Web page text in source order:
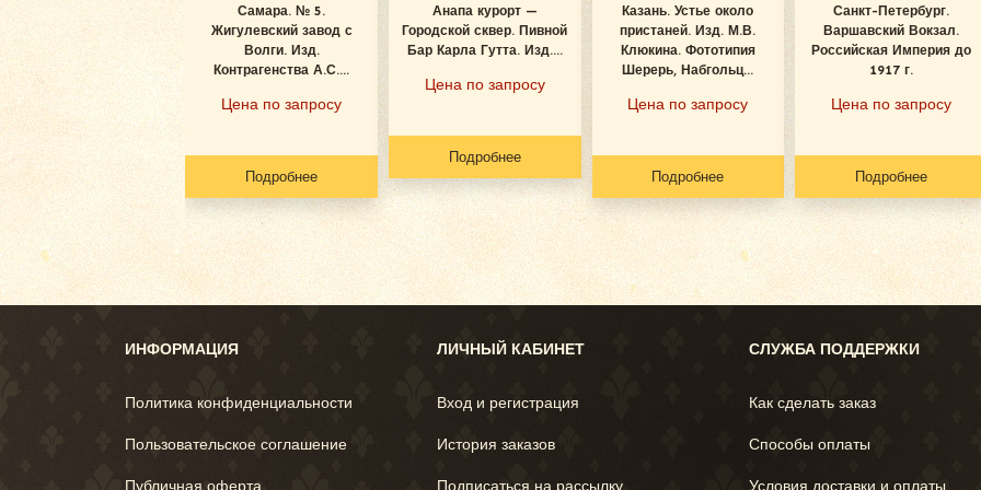
Самара. № 5.
Жигулевский завод с
Волги. Изд.
Контрагенства А.С....
Цена по запросу
Подробнее
Анапа курорт —
Городской сквер. Пивной
Бар Карла Гутта. Изд....
Цена по запросу
Подробнее
Казань. Устье около
пристаней. Изд. М.В.
Клюкина. Фототипия
Шерерь, Набгольц...
Цена по запросу
Подробнее
Санкт-Петербург.
Варшавский Вокзал.
Российская Империя до
1917 г.
Цена по запросу
Подробнее
ИНФОРМАЦИЯ
Политика конфиденциальности
Пользовательское соглашение
Публичная оферта
ЛИЧНЫЙ КАБИНЕТ
Вход и регистрация
История заказов
Подписаться на рассылку
СЛУЖБА ПОДДЕРЖКИ
Как сделать заказ
Способы оплаты
Условия доставки и оплаты